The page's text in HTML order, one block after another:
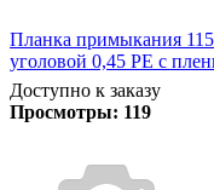
Планка примыкания
уголовой 0,45 PE с
Доступно к заказу
Просмотры: 119